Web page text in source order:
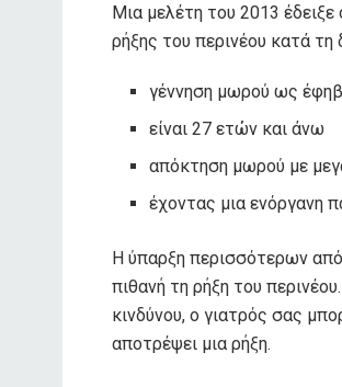
Μια μελέτη του 2013 έδειξε
ρήξης του περινέου κατά τη
γέννηση μωρού ως
είναι 27 ετών και άνω
απόκτηση μωρού με
έχοντας μια ενόργανη
Η ύπαρξη περισσότερων
πιθανή τη ρήξη του
κινδύνου, ο γιατρός σας
αποτρέψει μια ρήξη.